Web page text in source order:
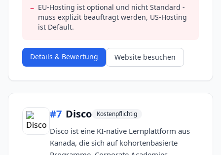
− EU-Hosting ist optional und nicht Standard -
muss explizit beauftragt werden, US-Hosting
ist Default.
Details & Bewertung Website besuchen
#7 Disco Kostenpflichtig
Disco ist eine KI-native Lernplattform aus
Kanada, die sich auf kohortenbasierte